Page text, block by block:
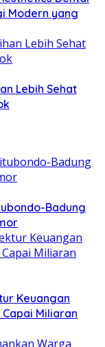
Modern yang
Lebih Sehat
Badung
Keuangan
Miliaran